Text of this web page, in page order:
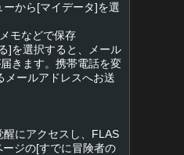
から[マイデータ]を選
モなどで保存
を選択すると、メール
きます。携帯電話を変
メールアドレスへお送
にアクセスし、FLAS
ジの[すでに冒険者の